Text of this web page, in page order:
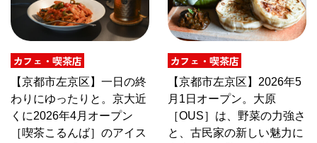
カフェ・喫茶店
【京都市左京区】一日の終
わりにゆったりと。京大近
くに2026年4月オープン
［喫茶こるんば］のアイス
カフェ・喫茶店
【京都市左京区】2026年5
月1日オープン。大原
［OUS］は、野菜の力強さ
と、古民家の新しい魅力に